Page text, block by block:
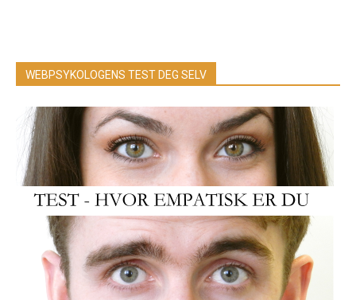
WEBPSYKOLOGENS TEST DEG SELV